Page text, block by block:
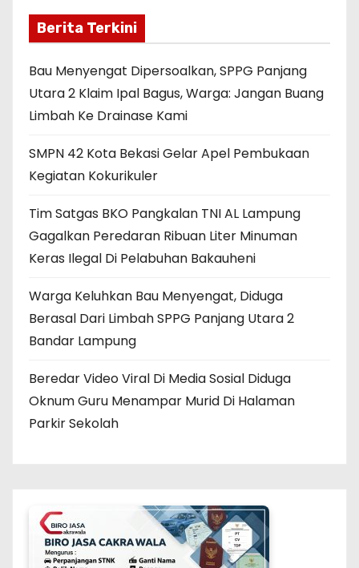
Berita Terkini
Bau Menyengat Dipersoalkan, SPPG Panjang
Utara 2 Klaim Ipal Bagus, Warga: Jangan Buang
Limbah Ke Drainase Kami
SMPN 42 Kota Bekasi Gelar Apel Pembukaan
Kegiatan Kokurikuler
Tim Satgas BKO Pangkalan TNI AL Lampung
Gagalkan Peredaran Ribuan Liter Minuman
Keras Ilegal Di Pelabuhan Bakauheni
Warga Keluhkan Bau Menyengat, Diduga
Berasal Dari Limbah SPPG Panjang Utara 2
Bandar Lampung
Beredar Video Viral Di Media Sosial Diduga
Oknum Guru Menampar Murid Di Halaman
Parkir Sekolah